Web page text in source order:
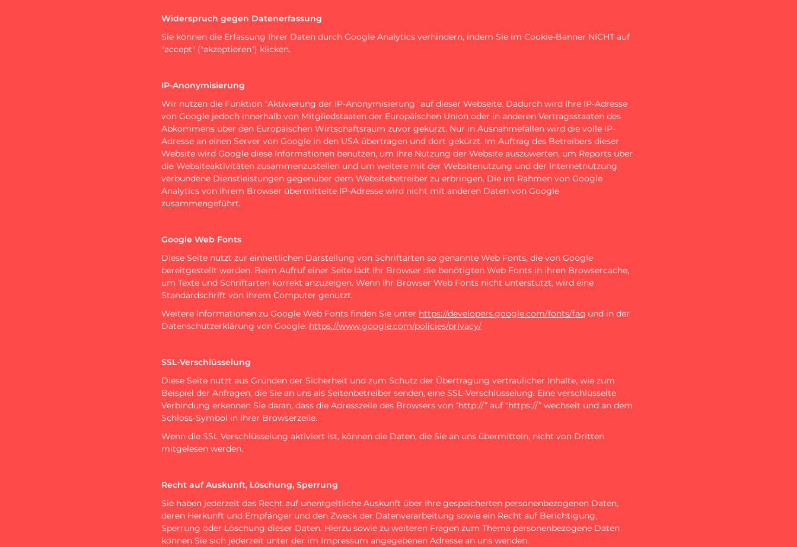
Widerspruch gegen Datenerfassung
Sie können die Erfassung Ihrer Daten durch Google Analytics verhindern, indem Sie im Cookie-Banner NICHT auf
"accept" ("akzeptieren") klicken.
IP-Anonymisierung
Wir nutzen die Funktion “Aktivierung der IP-Anonymisierung” auf dieser Webseite. Dadurch wird Ihre IP-Adresse
von Google jedoch innerhalb von Mitgliedstaaten der Europäischen Union oder in anderen Vertragsstaaten des
Abkommens über den Europäischen Wirtschaftsraum zuvor gekürzt. Nur in Ausnahmefällen wird die volle IP-
Adresse an einen Server von Google in den USA übertragen und dort gekürzt. Im Auftrag des Betreibers dieser
Website wird Google diese Informationen benutzen, um Ihre Nutzung der Website auszuwerten, um Reports über
die Websiteaktivitäten zusammenzustellen und um weitere mit der Websitenutzung und der Internetnutzung
verbundene Dienstleistungen gegenüber dem Websitebetreiber zu erbringen. Die im Rahmen von Google
Analytics von Ihrem Browser übermittelte IP-Adresse wird nicht mit anderen Daten von Google
zusammengeführt.
Google Web Fonts
Diese Seite nutzt zur einheitlichen Darstellung von Schriftarten so genannte Web Fonts, die von Google
bereitgestellt werden. Beim Aufruf einer Seite lädt Ihr Browser die benötigten Web Fonts in ihren Browsercache,
um Texte und Schriftarten korrekt anzuzeigen. Wenn Ihr Browser Web Fonts nicht unterstützt, wird eine
Standardschrift von Ihrem Computer genutzt.
Weitere Informationen zu Google Web Fonts finden Sie unter https://developers.google.com/fonts/faq und in der
Datenschutzerklärung von Google: https://www.google.com/policies/privacy/
SSL-Verschlüsselung
Diese Seite nutzt aus Gründen der Sicherheit und zum Schutz der Übertragung vertraulicher Inhalte, wie zum
Beispiel der Anfragen, die Sie an uns als Seitenbetreiber senden, eine SSL-Verschlüsselung. Eine verschlüsselte
Verbindung erkennen Sie daran, dass die Adresszeile des Browsers von “http://” auf “https://” wechselt und an dem
Schloss-Symbol in Ihrer Browserzeile.
Wenn die SSL Verschlüsselung aktiviert ist, können die Daten, die Sie an uns übermitteln, nicht von Dritten
mitgelesen werden.
Recht auf Auskunft, Löschung, Sperrung
Sie haben jederzeit das Recht auf unentgeltliche Auskunft über Ihre gespeicherten personenbezogenen Daten,
deren Herkunft und Empfänger und den Zweck der Datenverarbeitung sowie ein Recht auf Berichtigung,
Sperrung oder Löschung dieser Daten. Hierzu sowie zu weiteren Fragen zum Thema personenbezogene Daten
können Sie sich jederzeit unter der im Impressum angegebenen Adresse an uns wenden.